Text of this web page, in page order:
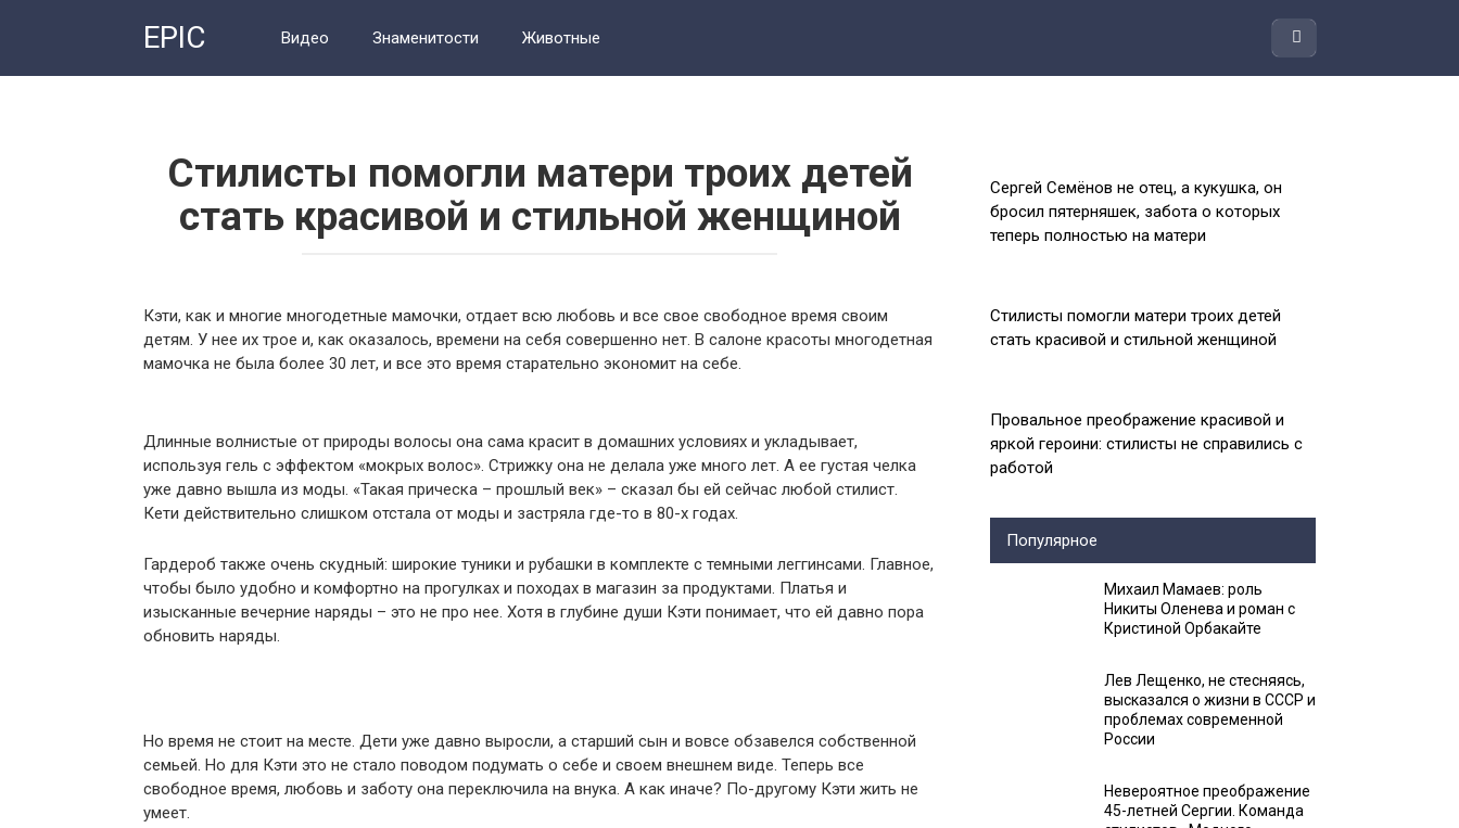
EPIC Видео Знаменитости Животные
Стилисты помогли матери троих детей
стать красивой и стильной женщиной
Кэти, как и многие многодетные мамочки, отдает всю любовь и все свое свободное время своим
детям. У нее их трое и, как оказалось, времени на себя совершенно нет. В салоне красоты многодетная
мамочка не была более 30 лет, и все это время старательно экономит на себе.
Длинные волнистые от природы волосы она сама красит в домашних условиях и укладывает,
используя гель с эффектом «мокрых волос». Стрижку она не делала уже много лет. А ее густая челка
уже давно вышла из моды. «Такая прическа – прошлый век» – сказал бы ей сейчас любой стилист.
Кети действительно слишком отстала от моды и застряла где-то в 80-х годах.
Гардероб также очень скудный: широкие туники и рубашки в комплекте с темными леггинсами. Главное,
чтобы было удобно и комфортно на прогулках и походах в магазин за продуктами. Платья и
изысканные вечерние наряды – это не про нее. Хотя в глубине души Кэти понимает, что ей давно пора
обновить наряды.
Но время не стоит на месте. Дети уже давно выросли, а старший сын и вовсе обзавелся собственной
семьей. Но для Кэти это не стало поводом подумать о себе и своем внешнем виде. Теперь все
свободное время, любовь и заботу она переключила на внука. А как иначе? По-другому Кэти жить не
умеет.
Сергей Семёнов не отец, а кукушка, он
бросил пятерняшек, забота о которых
теперь полностью на матери
Стилисты помогли матери троих детей
стать красивой и стильной женщиной
Провальное преображение красивой и
яркой героини: стилисты не справились с
работой
Популярное
Михаил Мамаев: роль
Никиты Оленева и роман с
Кристиной Орбакайте
Лев Лещенко, не стесняясь,
высказался о жизни в СССР и
проблемах современной
России
Невероятное преображение
45-летней Сергии. Команда